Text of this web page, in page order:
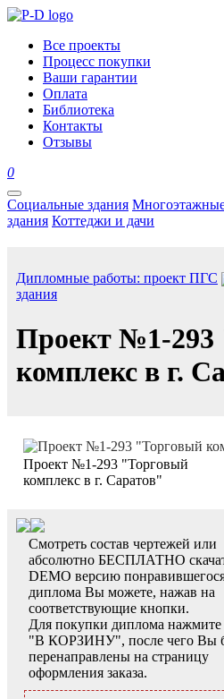
Все проекты
Процесс покупки
Ваши гарантии
Оплата
Библиотека
Контакты
Отзывы
0
Социальные здания
здания Коттеджи и дачи
Дипломные работы: проект ПГС
здания
Проект №1-
комплекс в г.
Проект №1-293 "Торговый
комплекс в г. Саратов"
Смотреть состав чертежей или
абсолютно БЕСПЛАТНО
DEMO версию
диплома Вы можете, нажав на
соответствующие кнопки.
Для покупки диплома
"В КОРЗИНУ", после чего Вы
перенаправлены на страницу
оформления заказа.